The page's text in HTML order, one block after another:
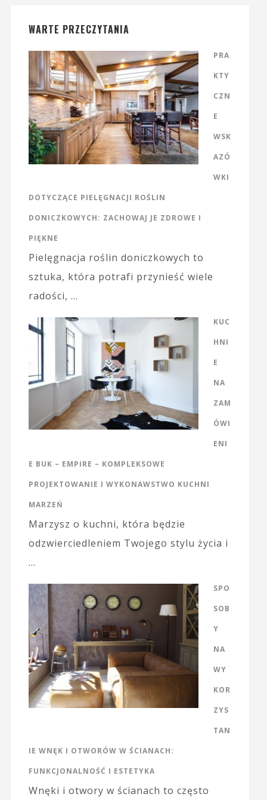
WARTE PRZECZYTANIA
PRA
KTY
CZN
E
WSK
AZÓ
WKI
DOTYCZĄCE PIELĘGNACJI ROŚLIN
DONICZKOWYCH: ZACHOWAJ JE ZDROWE I
PIĘKNE
Pielęgnacja roślin doniczkowych to
sztuka, która potrafi przynieść wiele
radości, …
KUC
HNI
E
NA
ZAM
ÓWI
ENI
E BUK – EMPIRE – KOMPLEKSOWE
PROJEKTOWANIE I WYKONAWSTWO KUCHNI
MARZEŃ
Marzysz o kuchni, która będzie
odzwierciedleniem Twojego stylu życia i
…
SPO
SOB
Y
NA
WY
KOR
ZYS
TAN
IE WNĘK I OTWORÓW W ŚCIANACH:
FUNKCJONALNOŚĆ I ESTETYKA
Wnęki i otwory w ścianach to często